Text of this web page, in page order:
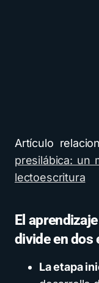
Artículo
presilábica: un
lectoescritura
El
divide en dos
La etapa